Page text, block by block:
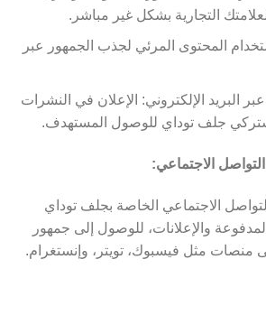
التجارية بشكل غير مباشر.
المحتوى المرئي لجذب الجمهور عبر
عبر البريد الإلكتروني: الإعلان في النشرات
جلف توداي للوصول المستهدف.
الاجتماعي:
الاجتماعي الخاصة بجلف توداي
والإعلانات، للوصول إلى جمهور
منصات مثل فيسبوك، تويتر، وإنستغرام.